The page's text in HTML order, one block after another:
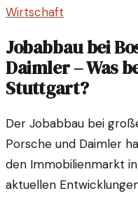
Wirtschaft
Jobabbau bei
Daimler – Was
Stuttgart?
Der Jobabbau bei
Porsche und Daimler
den Immobilienmarkt
aktuellen